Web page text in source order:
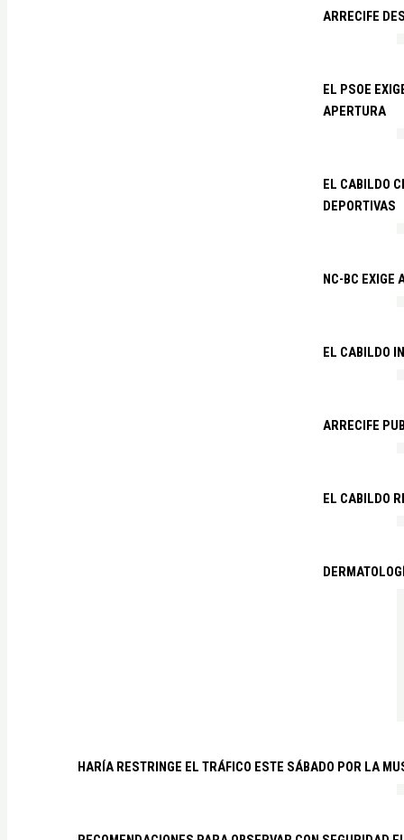
ARRECIFE
EL PSOE
APERTURA
EL CABILDO
DEPORTIVAS
NC-BC EXIGE
EL CABILDO
ARRECIFE
EL CABILDO
HARÍA RESTRINGE EL TRÁFICO ESTE SÁBADO POR LA